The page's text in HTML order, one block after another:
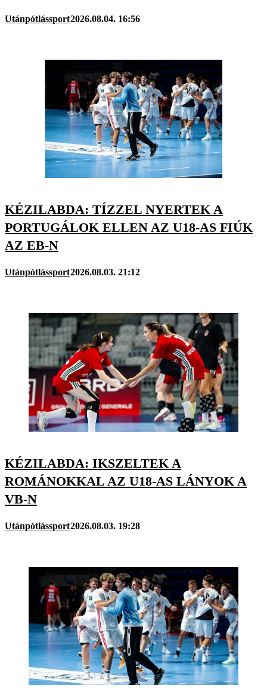
Utánpótlássport2026.08.04. 16:56
KÉZILABDA: TÍZZEL NYERTEK A
PORTUGÁLOK ELLEN AZ U18-AS FIÚK
AZ EB-N
Utánpótlássport2026.08.03. 21:12
KÉZILABDA: IKSZELTEK A
ROMÁNOKKAL AZ U18-AS LÁNYOK A
VB-N
Utánpótlássport2026.08.03. 19:28